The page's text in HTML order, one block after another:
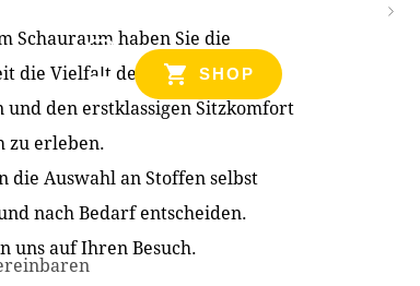
SHOP
Schauraum haben Sie die
die Vielfalt der Produkte zu
und den erstklassigen Sitzkomfort
zu erleben.
die Auswahl an Stoffen selbst
nach Bedarf entscheiden.
uns auf Ihren Besuch.